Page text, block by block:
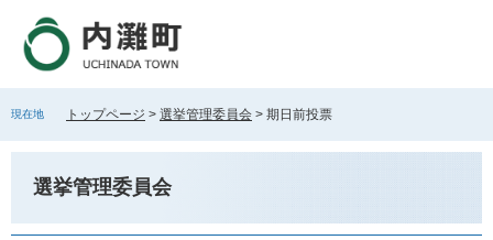
で
ば
現在地 トップページ > 選挙管理委員会 > 期日前投票
選挙管理委員会